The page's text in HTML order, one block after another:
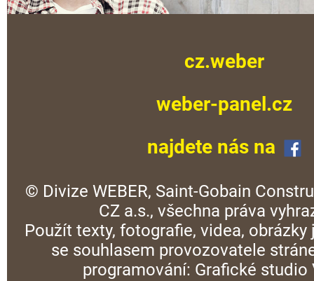
cz.weber
weber-panel.cz
najdete nás na
© Divize WEBER, Saint-Gobain
CZ a.s., všechna práva
Použít texty, fotografie, videa, obrázky
se souhlasem provozovatele
programování: Grafické studio